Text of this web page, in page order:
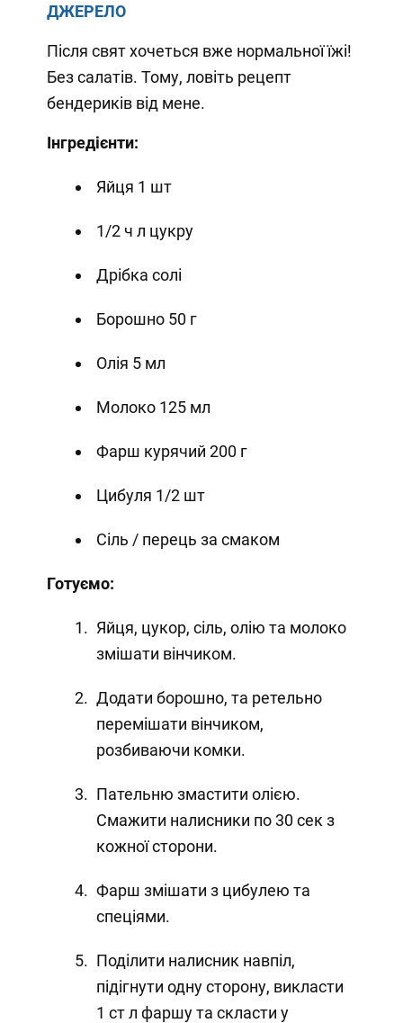
ДЖЕРЕЛО
Після свят хочеться вже нормальної їжі!
Без салатів. Тому, ловіть рецепт
бендериків від мене.
Інгредієнти:
Яйця 1 шт
1/2 ч л цукру
Дрібка солі
Борошно 50 г
Олія 5 мл
Молоко 125 мл
Фарш курячий 200 г
Цибуля 1/2 шт
Сіль / перець за смаком
Готуємо:
Яйця, цукор, сіль, олію та молоко
змішати вінчиком.
Додати борошно, та ретельно
перемішати вінчиком,
розбиваючи комки.
Пательню змастити олією.
Смажити налисники по 30 сек з
кожної сторони.
Фарш змішати з цибулею та
спеціями.
Поділити налисник навпіл,
підігнути одну сторону, викласти
1 ст л фаршу та скласти у